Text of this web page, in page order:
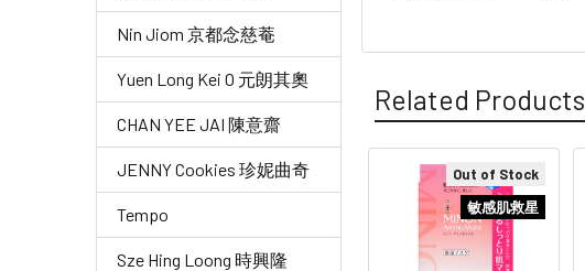
Nin Jiom 京都念慈菴
Yuen Long Kei O 元朗其奧
CHAN YEE JAI 陳意齋
JENNY Cookies 珍妮曲奇
Tempo
Sze Hing Loong 時興隆
Related Products
Related
Products
Out of Stock
敏感肌救星